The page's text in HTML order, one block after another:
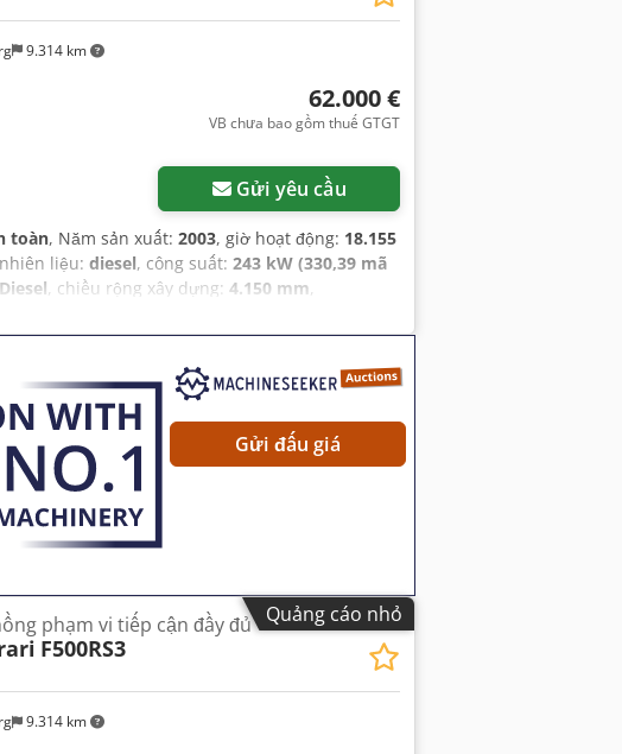
9.314 km
62.000 €
VB chưa bao gồm thuế GTGT
Gửi yêu cầu
toàn, Năm sản xuất: 2003, giờ hoạt động: 18.155
liệu: diesel, công suất: 243 kW (330,39 mã
Diesel, chiều rộng xây dựng: 4.150 mm,
Gửi đấu giá
Quảng cáo nhỏ
9.314 km
phạm vi tiếp cận đầy đủ
F500RS3